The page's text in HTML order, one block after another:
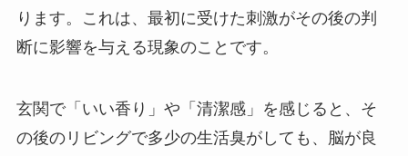
ります。これは、最初に受けた刺激がその後の判
断に影響を与える現象のことです。
玄関で「いい香り」や「清潔感」を感じると、そ
の後のリビングで多少の生活臭がしても、脳が良